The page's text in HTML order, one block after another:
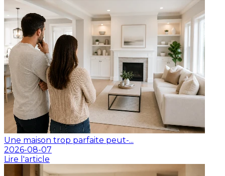
Une maison trop parfaite peut-...
2026-08-07
Lire l'article